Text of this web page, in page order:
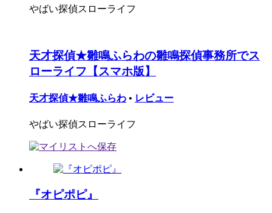
やばい探偵スローライフ
天才探偵★雛鳴ふらわの雛鳴探偵事務所でス
ローライフ【スマホ版】
天才探偵★雛鳴ふらわ • レビュー
やばい探偵スローライフ
『オピポピ』